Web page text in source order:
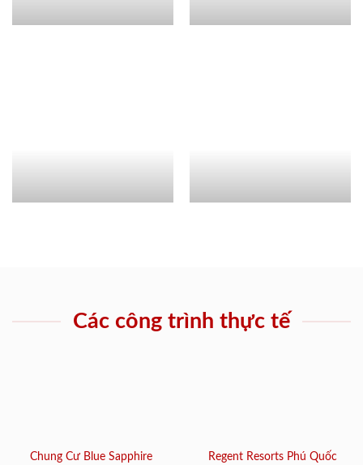
Các công trình thực tế
Chung Cư Blue Sapphire
Regent Resorts Phú Quốc